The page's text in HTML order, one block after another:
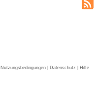
Nutzungsbedingungen | Datenschutz | Hilfe